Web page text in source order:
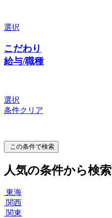
選択
こだわり
給与/職種
選択
条件クリア
この条件で検索
人気の条件から検索
東海
関西
関東